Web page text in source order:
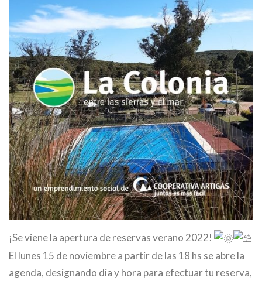
¡Se viene la apertura de reservas verano 2022!
El lunes 15 de noviembre a partir de las 18 hs se abre la
agenda, designando dia y hora para efectuar tu reserva,